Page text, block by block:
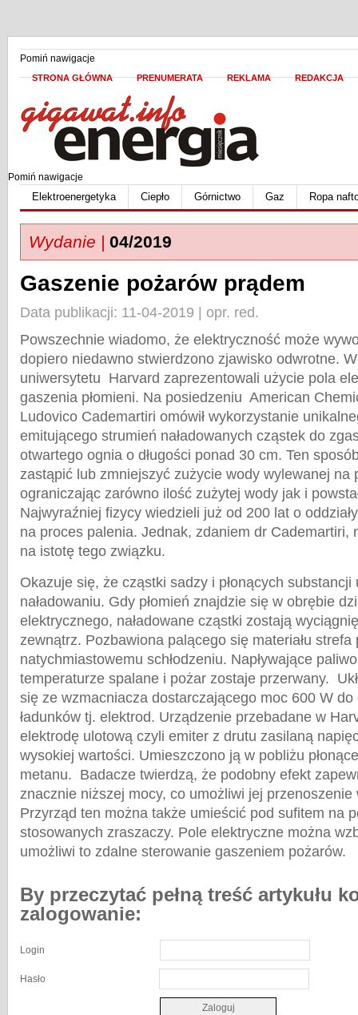
Pomiń nawigacje
STRONA GŁÓWNA PRENUMERATA REKLAMA REDAKCJA
Pomiń nawigacje
Elektroenergetyka Ciepło Górnictwo Gaz Ropa
Wydanie | 04/2019
Gaszenie pożarów prądem
Data publikacji: 11-04-2019 | opr. red.
Powszechnie wiadomo, że elektryczność może
dopiero niedawno stwierdzono zjawisko odwrotne.
uniwersytetu Harvard zaprezentowali użycie pola
gaszenia płomieni. Na posiedzeniu American
Ludovico Cademartiri omówił wykorzystanie
emitującego strumień naładowanych cząstek do
otwartego ognia o długości ponad 30 cm. Ten
zastąpić lub zmniejszyć zużycie wody wylewanej na
ograniczając zarówno ilość zużytej wody jak i
Najwyraźniej fizycy wiedzieli już od 200 lat o
na proces palenia. Jednak, zdaniem dr Cademartiri,
na istotę tego związku.
Okazuje się, że cząstki sadzy i płonących substancji
naładowaniu. Gdy płomień znajdzie się w obrębie
elektrycznego, naładowane cząstki zostają
zewnątrz. Pozbawiona palącego się materiału strefa
natychmiastowemu schłodzeniu. Napływające
temperaturze spalane i pożar zostaje przerwany.
się ze wzmacniacza dostarczającego moc 600 W
ładunków tj. elektrod. Urządzenie przebadane w
elektrodę ulotową czyli emiter z drutu zasilaną
wysokiej wartości. Umieszczono ją w pobliżu
metanu. Badacze twierdzą, że podobny efekt
znacznie niższej mocy, co umożliwi jej
Przyrząd ten można także umieścić pod sufitem na
stosowanych zraszaczy. Pole elektryczne można
umożliwi to zdalne sterowanie gaszeniem pożarów.
By przeczytać pełną treść artykułu
zalogowanie:
Login
Hasło